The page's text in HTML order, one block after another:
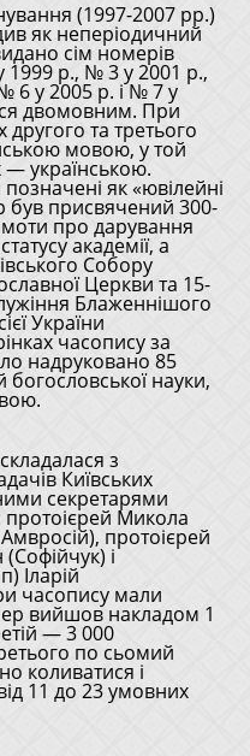
(1997-2007 рр.)
як неперіодичний
сім номерів
1999 р., № 3 у 2001 р.,
6 у 2005 р. і № 7 у
двомовним. При
та третього
мовою, у той
— українською.
як «ювілейні
був присвячений 300-
про дарування
академії, а
Собору
Церкви та 15-
Блаженнішого
України
часопису за
надруковано 85
богословської науки,
з
Київських
секретарями
протоієрей Микола
протоієрей
і
Іларій
часопису мали
вийшов накладом 1
— 3 000
по сьомий
коливатися і
11 до 23 умовних